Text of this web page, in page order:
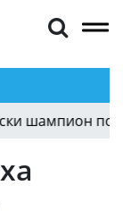
с късен